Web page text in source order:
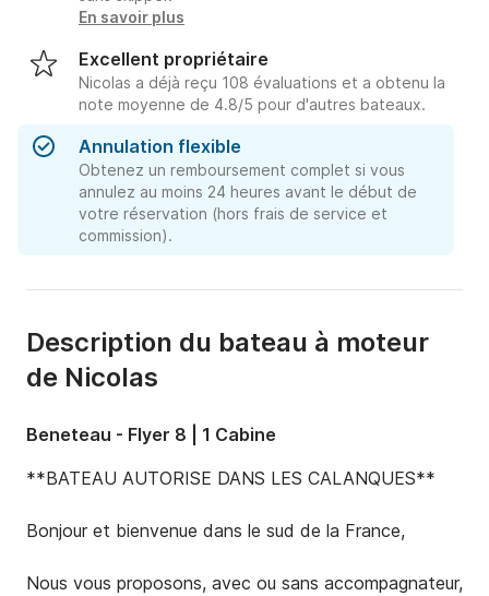
En savoir plus
Excellent propriétaire
Nicolas a déjà reçu 108 évaluations et a obtenu la
note moyenne de 4.8/5 pour d'autres bateaux.
Annulation flexible
Obtenez un remboursement complet si vous
annulez au moins 24 heures avant le début de
votre réservation (hors frais de service et
commission).
Description du bateau à moteur
de Nicolas
Beneteau - Flyer 8 | 1 Cabine
**BATEAU AUTORISE DANS LES CALANQUES**
Bonjour et bienvenue dans le sud de la France,
Nous vous proposons, avec ou sans accompagnateur,